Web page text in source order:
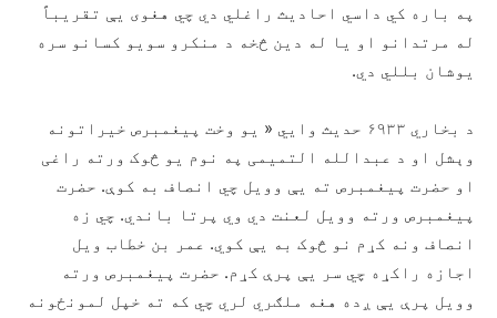
په باره کي داسي احادیث راغلي دي چي هغوی یې تقریباً
له مرتدانو او یا له دین څخه د منکرو سویو کسانو سره
یوشان بللي دي.
د بخاري ۶۹۳۳ حدیث وايي « یو وخت پیغمبرص خیراتونه
وېشل او د عبدالله التمیمی په نوم یو څوک ورته راغی
او حضرت پیغمبرص ته یې وویل چي انصاف به کوې. حضرت
پیغمبرص ورته وویل لعنت دي وي پرتا باندي. چي زه
انصاف ونه کړم نو څوک به یې کوي. عمر بن خطاب ویل
اجازه راکړه چي سر یې پرې کړم. حضرت پیغمبرص ورته
وویل پرې یې ږده هغه ملګري لري چي که ته خپل لمونځونه